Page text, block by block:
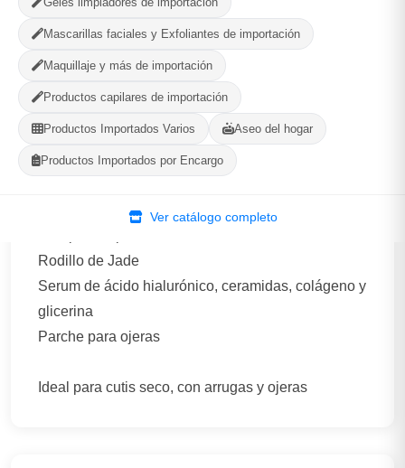
Mascarillas faciales y Exfoliantes de importación
Maquillaje y más de importación
Productos capilares de importación
Productos Importados Varios Aseo del hogar
Productos Importados por Encargo
Ver catálogo completo
Ver Tienda
Descripción
Rodillo de Jade
Serum de ácido hialurónico, ceramidas, colágeno y
glicerina
Parche para ojeras
Ideal para cutis seco, con arrugas y ojeras